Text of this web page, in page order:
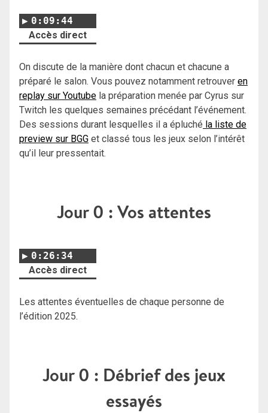
0:09:44
Accès direct
On discute de la manière dont chacun et chacune a
préparé le salon. Vous pouvez notamment retrouver en
replay sur Youtube la préparation menée par Cyrus sur
Twitch les quelques semaines précédant l’événement.
Des sessions durant lesquelles il a épluché la liste de
preview sur BGG et classé tous les jeux selon l’intérêt
qu’il leur pressentait.
Jour 0 : Vos attentes
0:26:34
Accès direct
Les attentes éventuelles de chaque personne de
l’édition 2025.
Jour 0 : Débrief des jeux
essayés